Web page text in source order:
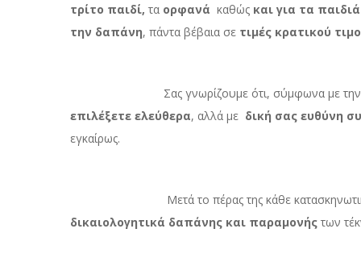
τρίτο παιδί, τα ορφανά καθώς και για τα παιδιά
την δαπάνη, πάντα βέβαια σε τιμές κρατικού
Σας γνωρίζουμε ότι, σύμφωνα με την ως άνω
επιλέξετε ελεύθερα, αλλά με δική σας ευθύνη
εγκαίρως.
Μετά το πέρας της κάθε κατασκηνωτικής
δικαιολογητικά δαπάνης και παραμονής των